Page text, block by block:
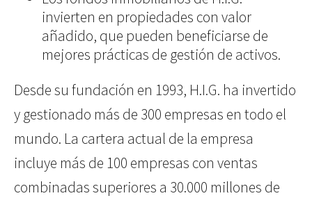
invierten en propiedades con valor
añadido, que pueden beneficiarse de
mejores prácticas de gestión de activos.
Desde su fundación en 1993, H.I.G. ha invertido
y gestionado más de 300 empresas en todo el
mundo. La cartera actual de la empresa
incluye más de 100 empresas con ventas
combinadas superiores a 30.000 millones de